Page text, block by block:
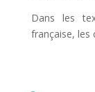
Dans les
française, les